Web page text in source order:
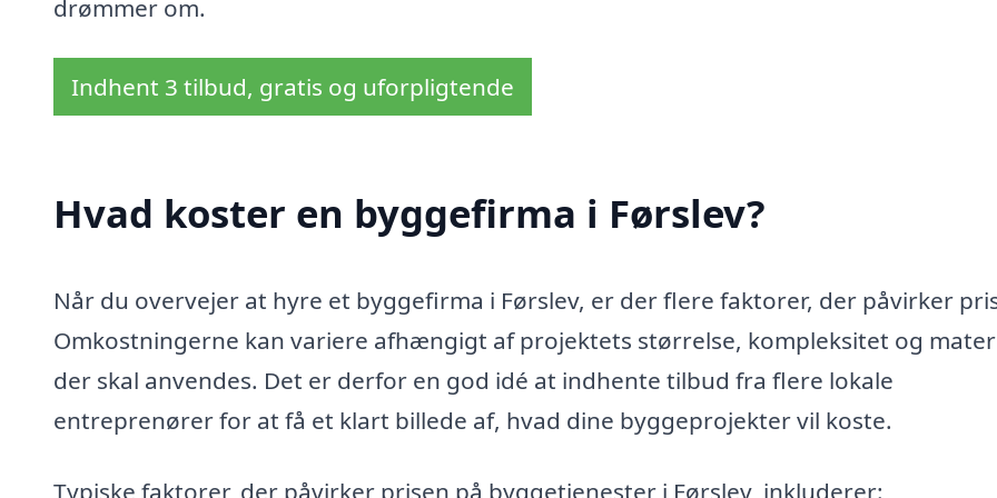
drømmer om.
Indhent 3 tilbud, gratis og uforpligtende
Hvad koster en byggefirma i Førslev?
Når du overvejer at hyre et byggefirma i Førslev, er der flere faktorer, der påvirker
Omkostningerne kan variere afhængigt af projektets størrelse, kompleksitet og
der skal anvendes. Det er derfor en god idé at indhente tilbud fra flere lokale
entreprenører for at få et klart billede af, hvad dine byggeprojekter vil koste.
Typiske faktorer, der påvirker prisen på byggetjenester i Førslev, inkluderer: